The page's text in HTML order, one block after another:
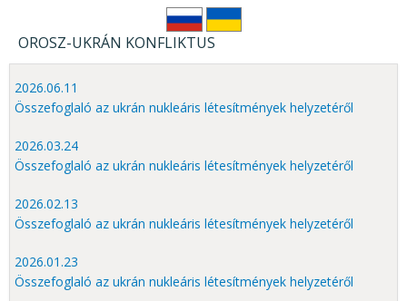
OROSZ-UKRÁN KONFLIKTUS
2026.06.11
Összefoglaló az ukrán nukleáris létesítmények helyzetéről
2026.03.24
Összefoglaló az ukrán nukleáris létesítmények helyzetéről
2026.02.13
Összefoglaló az ukrán nukleáris létesítmények helyzetéről
2026.01.23
Összefoglaló az ukrán nukleáris létesítmények helyzetéről